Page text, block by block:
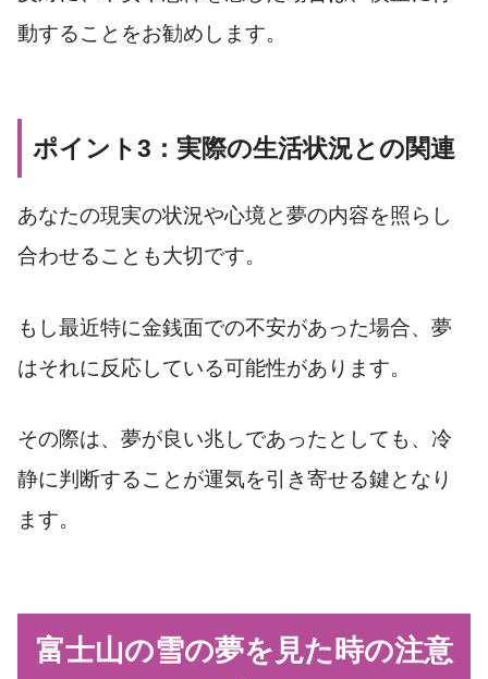
動することをお勧めします。
ポイント3：実際の生活状況との関連
あなたの現実の状況や心境と夢の内容を照らし
合わせることも大切です。
もし最近特に金銭面での不安があった場合、夢
はそれに反応している可能性があります。
その際は、夢が良い兆しであったとしても、冷
静に判断することが運気を引き寄せる鍵となり
ます。
富士山の雪の夢を見た時の注意